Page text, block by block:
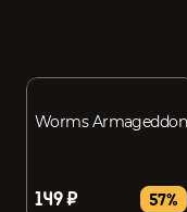
Worms Armageddon
149 ₽ 57%